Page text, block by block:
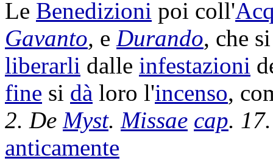
Le Benedizioni poi coll'
Gavanto, e Durando, che
liberarli dalle infestazioni
fine si dà loro l'incenso,
2. De Myst. Missae cap. 17.
anticamente